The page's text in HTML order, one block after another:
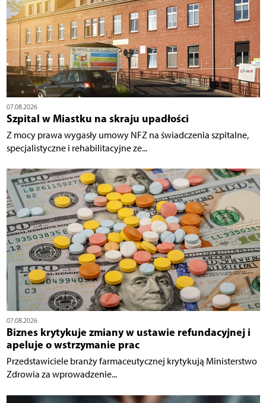
07.08.2026
Szpital w Miastku na skraju upadłości
Z mocy prawa wygasły umowy NFZ na świadczenia szpitalne,
specjalistyczne i rehabilitacyjne ze...
07.08.2026
Biznes krytykuje zmiany w ustawie refundacyjnej i
apeluje o wstrzymanie prac
Przedstawiciele branży farmaceutycznej krytykują Ministerstwo
Zdrowia za wprowadzenie...